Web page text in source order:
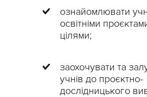
ознайомлювати
освітніми
цілями;
заохочувати та
учнів до проєктно-
дослідницького